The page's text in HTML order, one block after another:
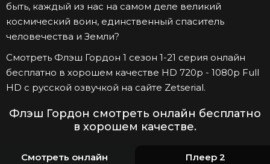
быть, каждый из нас на самом деле великий
космический воин, единственный спаситель
человечества и Земли?
Смотреть Флэш Гордон 1 сезон 1-21 серия онлайн
бесплатно в хорошем качестве HD 720p - 1080p Full
HD с русской озвучкой на сайте Zetserial.
Флэш Гордон смотреть онлайн бесплатно
в хорошем качестве.
Смотреть онлайн Плеер 2